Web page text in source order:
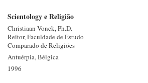
Scientology e Religião
Christiaan Vonck, Ph.D.
Reitor, Faculdade de Estudo
Comparado de Religiões
Antuérpia, Bélgica
1996